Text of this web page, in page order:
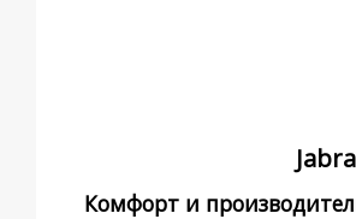
Комфорт и